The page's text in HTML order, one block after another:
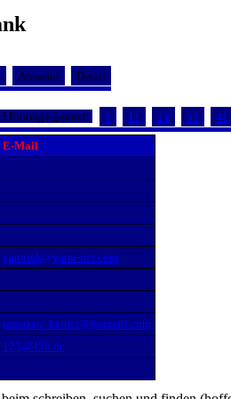
Auswahl Detail
Einträge gesamt: 1 11 21 31 41
E-Mail
yannick@yanu-net.com
ramazan_katirci@hotmail.com
123@456.de